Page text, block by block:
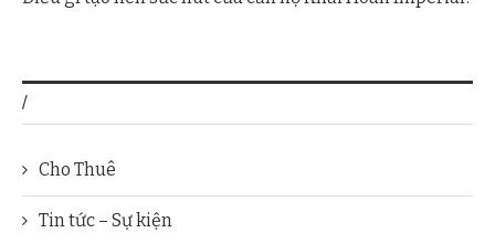
/
Cho Thuê
Tin tức – Sự kiện